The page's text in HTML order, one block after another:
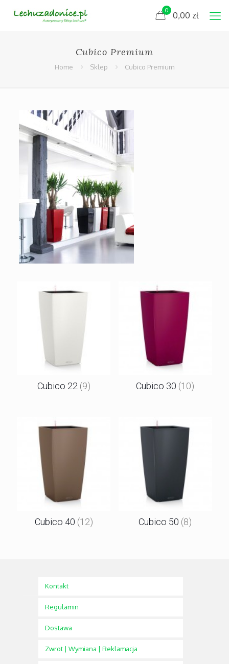
0 0,00 zł
Cubico Premium
Home Sklep Cubico Premium
Cubico 22 (9) Cubico 30 (10)
Cubico 40 (12) Cubico 50 (8)
Kontakt
Regulamin
Dostawa
Zwrot | Wymiana | Reklamacja